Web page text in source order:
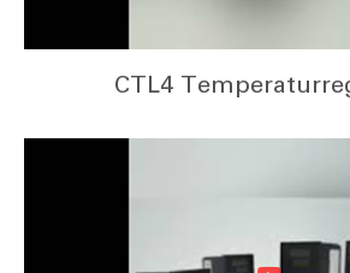
CTL4